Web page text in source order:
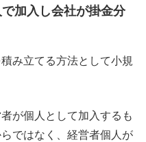
加入し会社が掛金分
み立てる方法として小規
が個人として加入するも
ではなく、経営者個人が